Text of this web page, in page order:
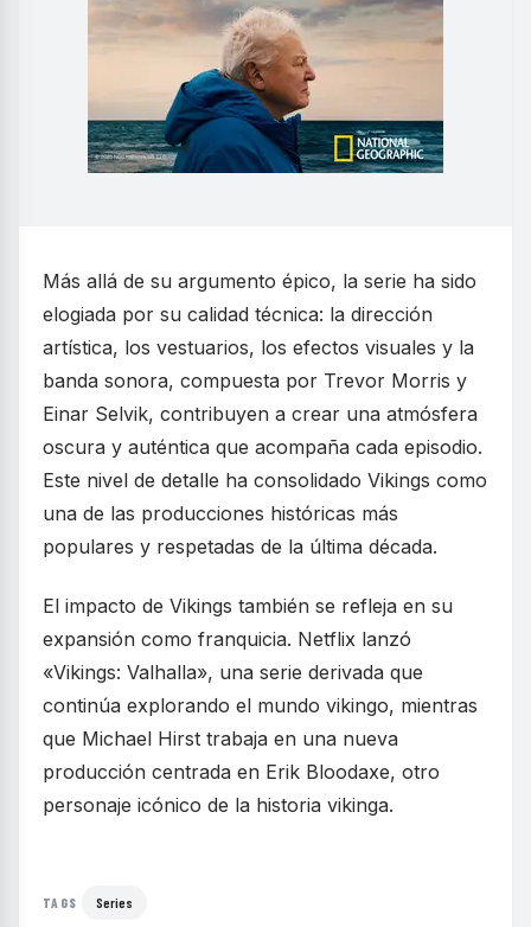
Más allá de su argumento épico, la serie ha sido
elogiada por su calidad técnica: la dirección
artística, los vestuarios, los efectos visuales y la
banda sonora, compuesta por Trevor Morris y
Einar Selvik, contribuyen a crear una atmósfera
oscura y auténtica que acompaña cada episodio.
Este nivel de detalle ha consolidado Vikings como
una de las producciones históricas más
populares y respetadas de la última década.
El impacto de Vikings también se refleja en su
expansión como franquicia. Netflix lanzó
«Vikings: Valhalla», una serie derivada que
continúa explorando el mundo vikingo, mientras
que Michael Hirst trabaja en una nueva
producción centrada en Erik Bloodaxe, otro
personaje icónico de la historia vikinga.
TAGS Series